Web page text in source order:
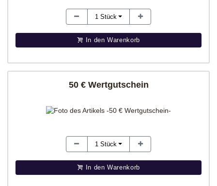
1 Stück
In den Warenkorb
50 € Wertgutschein
1 Stück
In den Warenkorb